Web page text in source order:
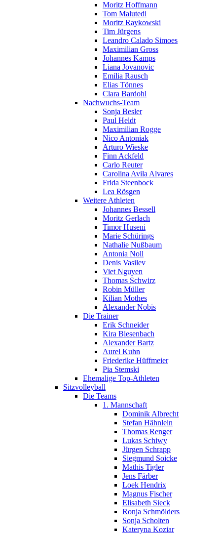
Moritz Hoffmann
Tom Malutedi
Moritz Raykowski
Tim Jürgens
Leandro Calado Simoes
Maximilian Gross
Johannes Kamps
Liana Jovanovic
Emilia Rausch
Elias Tönnes
Clara Bardohl
Nachwuchs-Team
Sonja Besler
Paul Heldt
Maximilian Rogge
Nico Antoniak
Arturo Wieske
Finn Ackfeld
Carlo Reuter
Carolina Avila Alvares
Frida Steenbock
Lea Rösgen
Weitere Athleten
Johannes Bessell
Moritz Gerlach
Timor Huseni
Marie Schürings
Nathalie Nußbaum
Antonia Noll
Denis Vasilev
Viet Nguyen
Thomas Schwirz
Robin Müller
Kilian Mothes
Alexander Nobis
Die Trainer
Erik Schneider
Kira Biesenbach
Alexander Bartz
Aurel Kuhn
Friederike Hüffmeier
Pia Stemski
Ehemalige Top-Athleten
Sitzvolleyball
Die Teams
1. Mannschaft
Dominik Albrecht
Stefan Hähnlein
Thomas Renger
Lukas Schiwy
Jürgen Schrapp
Siegmund Soicke
Mathis Tigler
Jens Färber
Loek Hendrix
Magnus Fischer
Elisabeth Sieck
Ronja Schmölders
Sonja Scholten
Kateryna Koziar